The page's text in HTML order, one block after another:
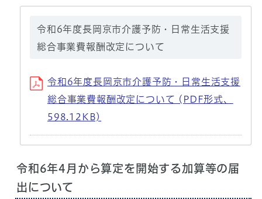
令和6年度長岡京市介護予防・日常生活支援
総合事業費報酬改定について
令和6年度長岡京市介護予防・日常生活支援
総合事業費報酬改定について (PDF形式、
598.12KB)
令和6年4月から算定を開始する加算等の届
出について